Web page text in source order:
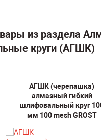
из раздела
круги (АГШК)
АГШК (черепашка)
алмазный гибкий
шлифовальный круг
мм 100 mesh GROST